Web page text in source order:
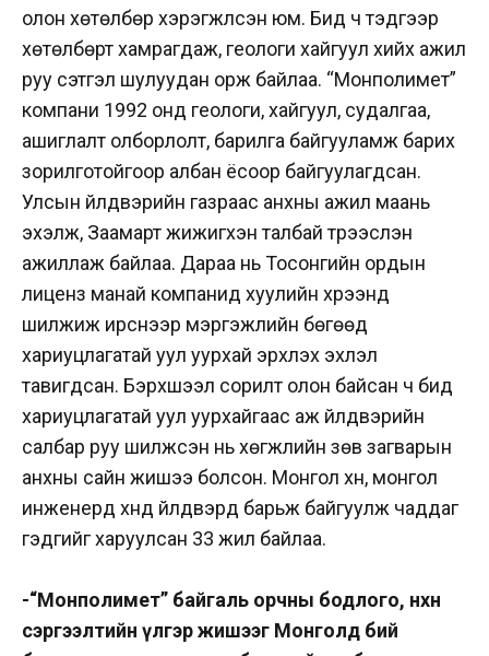
олон хөтөлбөр хэрэгжүүлсэн юм. Бид ч тэдгээр
хөтөлбөрт хамрагдаж, геологи хайгуул хийх ажил
руу сэтгэл шулуудан орж байлаа. “Монполимет”
компани 1992 онд геологи, хайгуул, судалгаа,
ашиглалт олборлолт, барилга байгууламж барих
зорилготойгоор албан ёсоор байгуулагдсан.
Улсын үйлдвэрийн газраас анхны ажил маань
эхэлж, Заамарт жижигхэн талбай түрээслэн
ажиллаж байлаа. Дараа нь Тосонгийн ордын
лиценз манай компанид хуулийн хүрээнд
шилжиж ирснээр мэргэжлийн бөгөөд
хариуцлагатай уул уурхай эрхлэх эхлэл
тавигдсан. Бэрхшээл сорилт олон байсан ч бид
хариуцлагатай уул уурхайгаас аж үйлдвэрийн
салбар руу шилжсэн нь хөгжлийн зөв загварын
анхны сайн жишээ болсон. Монгол хүн, монгол
инженерүүд хүнд үйлдвэрүүд барьж байгуулж чаддаг
гэдгийг харуулсан 33 жил байлаа.
-“Монполимет” байгаль орчны бодлого, нөхөн
сэргээлтийн үлгэр жишээг Монголд бий